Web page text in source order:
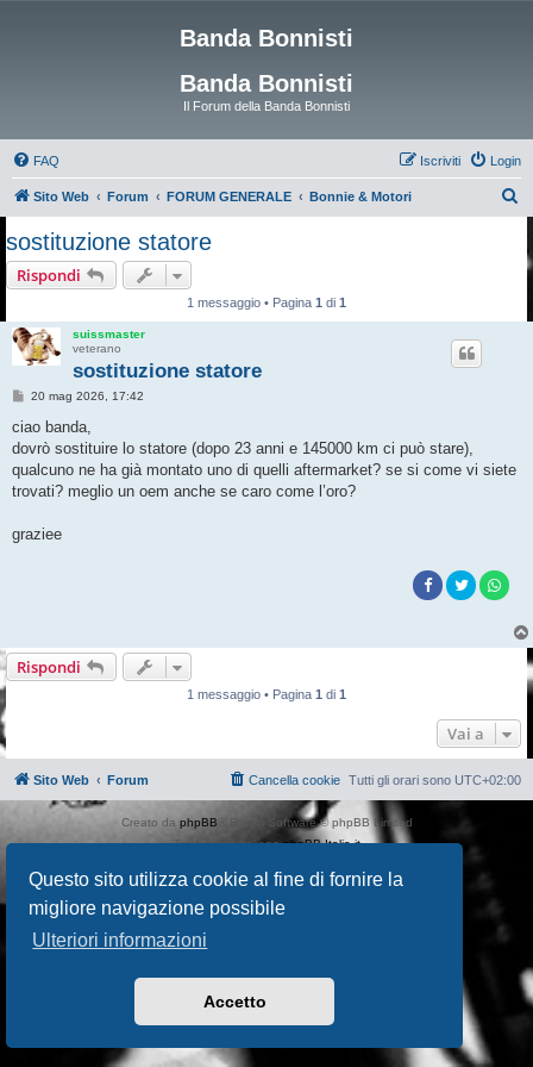
Questo sito utilizza cookie al fine di fornire la
migliore navigazione possibile
Ulteriori informazioni
Accetto
Banda Bonnisti
Banda Bonnisti
Il Forum della Banda Bonnisti
FAQ Login
Iscriviti
Sito Web Forum FORUM GENERALE Bonnie & Motori
sostituzione statore
Rispondi
1 messaggio • Pagina 1 di 1
suissmaster
veterano
sostituzione statore
M
s
a
g
i
20 mag 2026, 17:42
ciao banda,
dovrò sostituire lo statore (dopo 23 anni e 145000 km ci può stare),
qualcuno ne ha già montato uno di quelli aftermarket? se si come vi siete
trovati? meglio un oem anche se caro come l’oro?
graziee
Rispondi
1 messaggio • Pagina 1 di 1
Vai a
Sito Web Forum Tutti gli orari sono UTC+02:00
Cancella cookie
Creato da phpBB ® Forum Software © phpBB Limited
Traduzione ItalianaphpBB-Italia.it
Privacy | Condizioni